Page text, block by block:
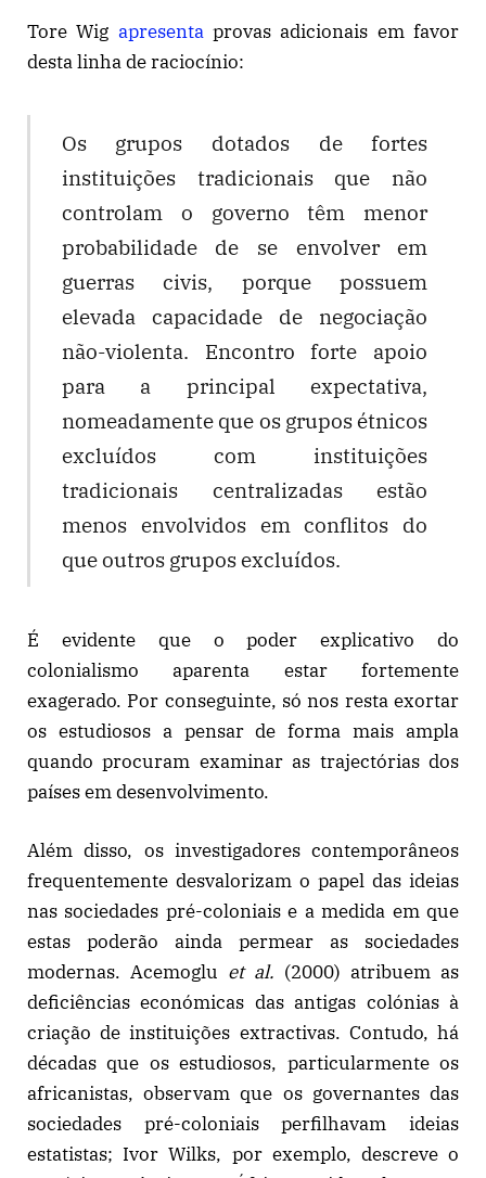
Tore Wig apresentaprovas adicionais em favor
desta linha de raciocínio:
Os grupos dotados de fortes
instituições tradicionais que não
controlam o governo têm menor
probabilidade de se envolver em
guerras civis, porque possuem
elevada capacidade de negociação
não-violenta. Encontro forte apoio
para a principal expectativa,
nomeadamente que os grupos étnicos
excluídos com instituições
tradicionais centralizadas estão
menos envolvidos em conflitos do
que outros grupos excluídos.
É evidente que o poder explicativo do
colonialismo aparenta estar fortemente
exagerado. Por conseguinte, só nos resta exortar
os estudiosos a pensar de forma mais ampla
quando procuram examinar as trajectórias dos
países em desenvolvimento.
Além disso, os investigadores contemporâneos
frequentemente desvalorizam o papel das ideias
nas sociedades pré-coloniais e a medida em que
estas poderão ainda permear as sociedades
modernas. Acemoglu et al. (2000) atribuem as
deficiências económicas das antigas colónias à
criação de instituições extractivas. Contudo, há
décadas que os estudiosos, particularmente os
africanistas, observam que os governantes das
sociedades pré-coloniais perfilhavam ideias
estatistas; Ivor Wilks, por exemplo, descreve o